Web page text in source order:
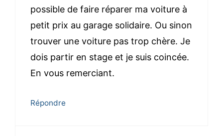
possible de faire réparer ma voiture à
petit prix au garage solidaire. Ou sinon
trouver une voiture pas trop chère. Je
dois partir en stage et je suis coincée.
En vous remerciant.
Répondre